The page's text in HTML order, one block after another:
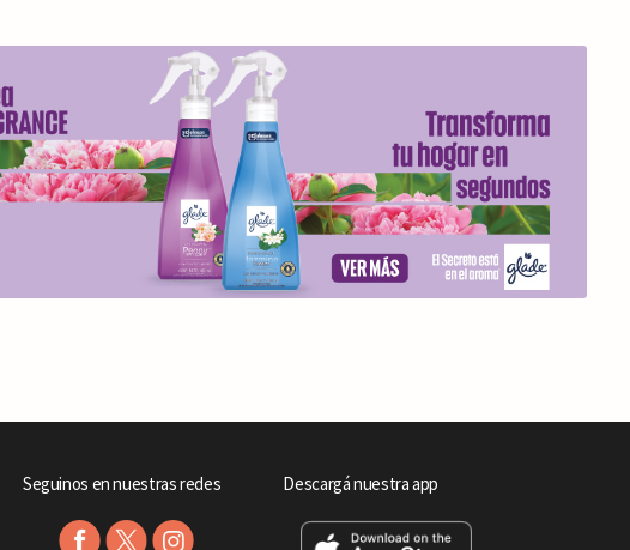
Seguinos en nuestras redes Descargá nuestra app